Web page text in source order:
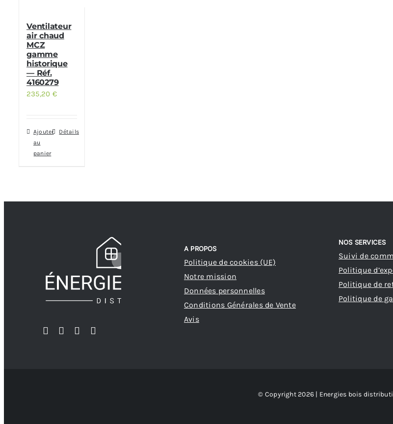
Ventilateur
air chaud
MCZ
gamme
historique
— Réf.
4160279
235,20 €
Ajouter
au
panier
Détails
A PROPOS
Politique de cookies (UE)
Notre mission
Données personnelles
Conditions Générales de Vente
Avis
NOS SERVICES
Suivi de
Politique
Politique de
Politique de
© Copyright 2026 | Energies bois